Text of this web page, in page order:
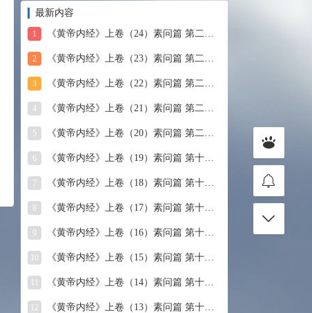
最新内容
1 《黄帝内经》上卷（24）素问篇 第二十四篇 血气形志篇第
2 《黄帝内经》上卷（23）素问篇 第二十三篇 宣明五气
3 《黄帝内经》上卷（22）素问篇 第二十二篇 藏气法时论
4 《黄帝内经》上卷（21）素问篇 第二十一篇 经脉别论
5 《黄帝内经》上卷（20）素问篇 第二十篇 三部九候论
6 《黄帝内经》上卷（19）素问篇 第十九篇 玉机真藏论
7 《黄帝内经》上卷（18）素问篇 第十八篇 平人气象论
《黄帝内经》上卷（17）素问篇 第十七篇 脉要精微论
9 《黄帝内经》上卷（16）素问篇 第十六篇 诊要经终论
《黄帝内经》上卷（15）素问篇 第十五篇 玉版论要
《黄帝内经》上卷（14）素问篇 第十四篇 汤液醪醴论
12 《黄帝内经》上卷（13）素问篇 第十三篇 移精变气论